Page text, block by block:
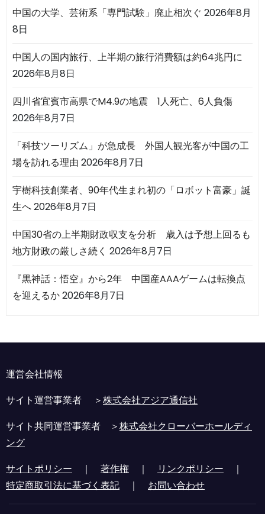
中国の大学、芸術系「専門試験」廃止相次ぐ 2026年8月
8日
中国人の国内旅行、上半期の旅行消費額は約64兆円に
2026年8月8日
四川省宜賓市高県でM4.9の地震 1人死亡、6人負傷
2026年8月7日
「科技ツーリズム」が急成長 外国人観光客が中国の工
場を訪れる理由 2026年8月7日
宇樹科技創業者、90年代生まれ初の「ロボット富豪」誕
生へ2026年8月7日
中国30省の上半期財政収支を分析 歳入は予想上回るも
地方財政の厳しさ続く 2026年8月7日
『黒神話：悟空』から2年 中国産AAAゲームは転換点
を迎えるか2026年8月7日
運営会社情報
サイト運営事業者 ＞株式会社アジア通信社
サイト共同運営事業者 ＞株式会社クローバーホールディ
ング
サイトポリシー ｜ 著作権 ｜ リンクポリシー ｜
特定商取引法に基づく表記 ｜ お問い合わせ